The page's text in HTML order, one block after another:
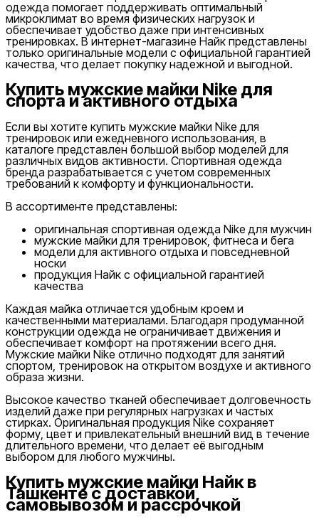
Популярные
Наличие в магазинах
Nike Tashkent Amir Temur
Nike Tashkent City Mall
одежда помогает поддерживать оптимальный
микроклимат во время физических нагрузок и
обеспечивает удобство даже при интенсивных
тренировках. В интернет-магазине Найк представлены
только оригинальные модели с официальной гарантией
качества, что делает покупку надежной и выгодной.
Купить мужские майки Nike для
спорта и активного отдыха
Если вы хотите купить мужские майки Nike для
тренировок или ежедневного использования, в
каталоге представлен большой выбор моделей для
различных видов активности. Спортивная одежда
бренда разрабатывается с учетом современных
требований к комфорту и функциональности.
В ассортименте представлены:
оригинальная спортивная одежда Nike для мужчин
мужские майки для тренировок, фитнеса и бега
модели для активного отдыха и повседневной
носки
продукция Найк с официальной гарантией
качества
Каждая майка отличается удобным кроем и
качественными материалами. Благодаря продуманной
конструкции одежда не ограничивает движения и
обеспечивает комфорт на протяжении всего дня.
Мужские майки Nike отлично подходят для занятий
спортом, тренировок на открытом воздухе и активного
образа жизни.
Высокое качество тканей обеспечивает долговечность
изделий даже при регулярных нагрузках и частых
стирках. Оригинальная продукция Nike сохраняет
форму, цвет и привлекательный внешний вид в течение
длительного времени, что делает её выгодным
выбором для любого мужчины.
Купить мужские майки Найк в
Ташкенте с доставкой,
самовывозом и рассрочкой